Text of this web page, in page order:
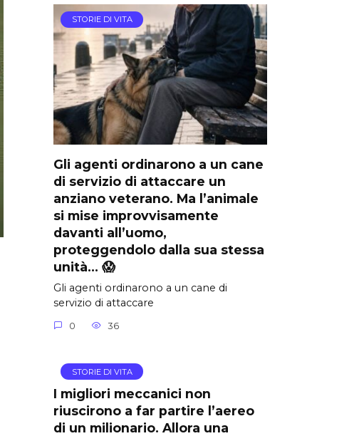
STORIE DI VITA
Gli agenti ordinarono a un cane
di servizio di attaccare un
anziano veterano. Ma l’animale
si mise improvvisamente
davanti all’uomo,
proteggendolo dalla sua stessa
unità… 😱
Gli agenti ordinarono a un cane di
servizio di attaccare
0 36
STORIE DI VITA
I migliori meccanici non
riuscirono a far partire l’aereo
di un milionario. Allora una